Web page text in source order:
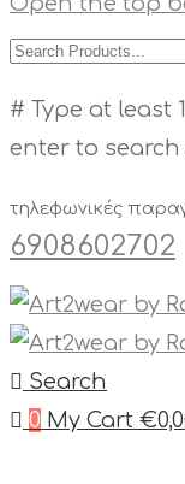
# Type at least
enter to search
τηλεφωνικές
6908602702
Search
0 My Cart €